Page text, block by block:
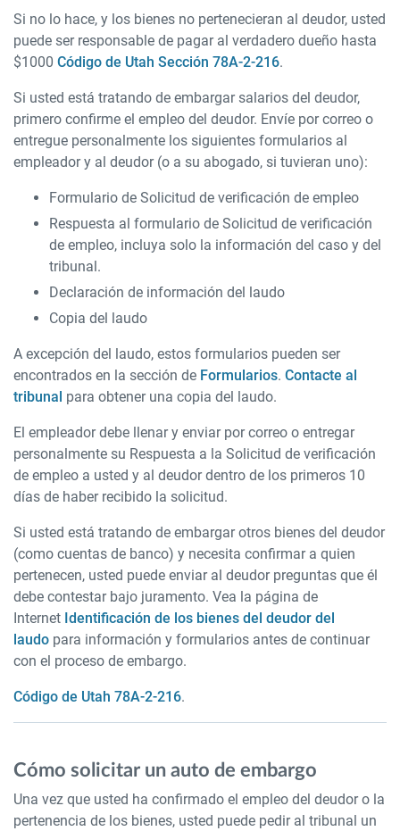
Si no lo hace, y los bienes no pertenecieran al deudor, usted
puede ser responsable de pagar al verdadero dueño hasta
$1000 Código de Utah Sección 78A-2-216.
Si usted está tratando de embargar salarios del deudor,
primero confirme el empleo del deudor. Envíe por correo o
entregue personalmente los siguientes formularios al
empleador y al deudor (o a su abogado, si tuvieran uno):
Formulario de Solicitud de verificación de empleo
Respuesta al formulario de Solicitud de verificación
de empleo, incluya solo la información del caso y del
tribunal.
Declaración de información del laudo
Copia del laudo
A excepción del laudo, estos formularios pueden ser
encontrados en la sección de Formularios. Contacte al
tribunal para obtener una copia del laudo.
El empleador debe llenar y enviar por correo o entregar
personalmente su Respuesta a la Solicitud de verificación
de empleo a usted y al deudor dentro de los primeros 10
días de haber recibido la solicitud.
Si usted está tratando de embargar otros bienes del deudor
(como cuentas de banco) y necesita confirmar a quien
pertenecen, usted puede enviar al deudor preguntas que él
debe contestar bajo juramento. Vea la página de
Internet Identificación de los bienes del deudor del
laudo para información y formularios antes de continuar
con el proceso de embargo.
Código de Utah 78A-2-216.
Cómo solicitar un auto de embargo
Una vez que usted ha confirmado el empleo del deudor o la
pertenencia de los bienes, usted puede pedir al tribunal un